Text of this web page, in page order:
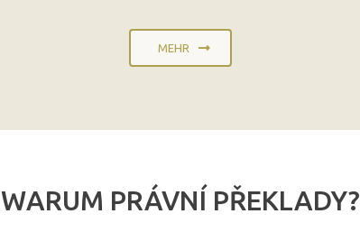
MEHR
WARUM PRÁVNÍ PŘEKLADY?